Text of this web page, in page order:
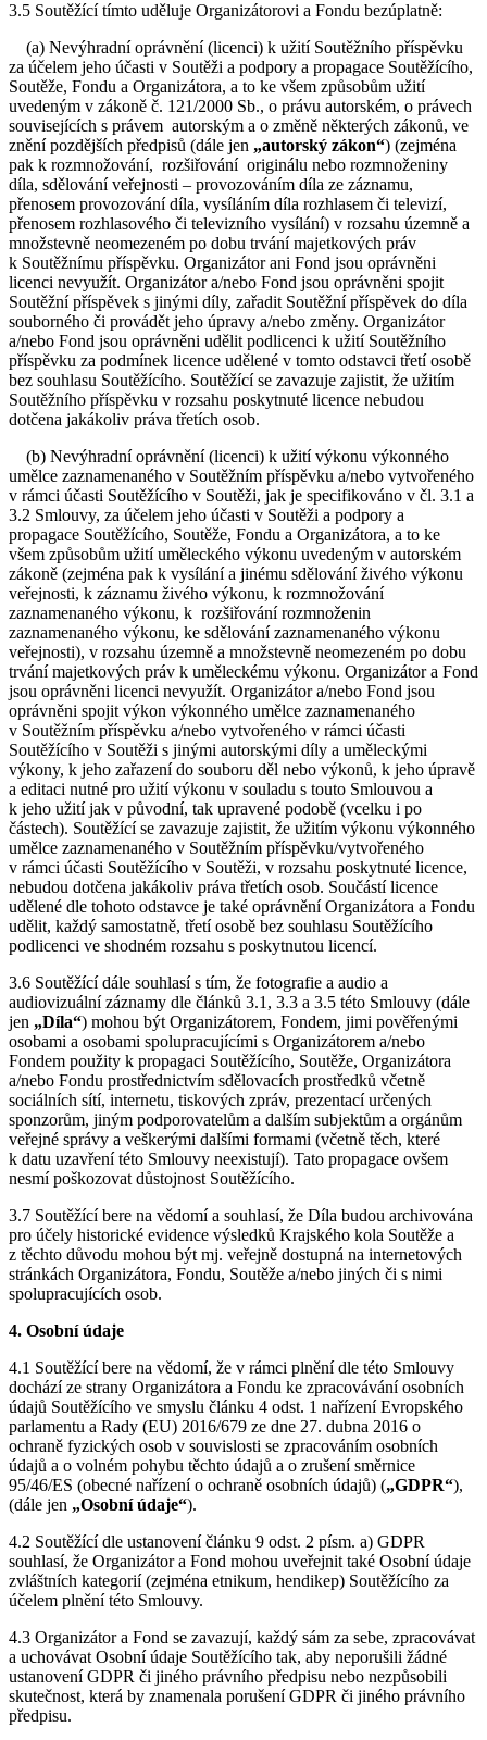
3.5 Soutěžící tímto uděluje Organizátorovi a Fondu bezúplatně:
(a) Nevýhradní oprávnění (licenci) k užití Soutěžního příspěvku
za účelem jeho účasti v Soutěži a podpory a propagace Soutěžícího,
Soutěže, Fondu a Organizátora, a to ke všem způsobům užití
uvedeným v zákoně č. 121/2000 Sb., o právu autorském, o právech
souvisejících s právem autorským a o změně některých zákonů, ve
znění pozdějších předpisů (dále jen „autorský zákon“) (zejména
pak k rozmnožování, rozšiřování originálu nebo rozmnoženiny
díla, sdělování veřejnosti – provozováním díla ze záznamu,
přenosem provozování díla, vysíláním díla rozhlasem či televizí,
přenosem rozhlasového či televizního vysílání) v rozsahu územně a
množstevně neomezeném po dobu trvání majetkových práv
k Soutěžnímu příspěvku. Organizátor ani Fond jsou oprávněni
licenci nevyužít. Organizátor a/nebo Fond jsou oprávněni spojit
Soutěžní příspěvek s jinými díly, zařadit Soutěžní příspěvek do díla
souborného či provádět jeho úpravy a/nebo změny. Organizátor
a/nebo Fond jsou oprávněni udělit podlicenci k užití Soutěžního
příspěvku za podmínek licence udělené v tomto odstavci třetí osobě
bez souhlasu Soutěžícího. Soutěžící se zavazuje zajistit, že užitím
Soutěžního příspěvku v rozsahu poskytnuté licence nebudou
dotčena jakákoliv práva třetích osob.
(b) Nevýhradní oprávnění (licenci) k užití výkonu výkonného
umělce zaznamenaného v Soutěžním příspěvku a/nebo vytvořeného
v rámci účasti Soutěžícího v Soutěži, jak je specifikováno v čl. 3.1 a
3.2 Smlouvy, za účelem jeho účasti v Soutěži a podpory a
propagace Soutěžícího, Soutěže, Fondu a Organizátora, a to ke
všem způsobům užití uměleckého výkonu uvedeným v autorském
zákoně (zejména pak k vysílání a jinému sdělování živého výkonu
veřejnosti, k záznamu živého výkonu, k rozmnožování
zaznamenaného výkonu, k rozšiřování rozmnoženin
zaznamenaného výkonu, ke sdělování zaznamenaného výkonu
veřejnosti), v rozsahu územně a množstevně neomezeném po dobu
trvání majetkových práv k uměleckému výkonu. Organizátor a Fond
jsou oprávněni licenci nevyužít. Organizátor a/nebo Fond jsou
oprávněni spojit výkon výkonného umělce zaznamenaného
v Soutěžním příspěvku a/nebo vytvořeného v rámci účasti
Soutěžícího v Soutěži s jinými autorskými díly a uměleckými
výkony, k jeho zařazení do souboru děl nebo výkonů, k jeho úpravě
a editaci nutné pro užití výkonu v souladu s touto Smlouvou a
k jeho užití jak v původní, tak upravené podobě (vcelku i po
částech). Soutěžící se zavazuje zajistit, že užitím výkonu výkonného
umělce zaznamenaného v Soutěžním příspěvku/vytvořeného
v rámci účasti Soutěžícího v Soutěži, v rozsahu poskytnuté licence,
nebudou dotčena jakákoliv práva třetích osob. Součástí licence
udělené dle tohoto odstavce je také oprávnění Organizátora a Fondu
udělit, každý samostatně, třetí osobě bez souhlasu Soutěžícího
podlicenci ve shodném rozsahu s poskytnutou licencí.
3.6 Soutěžící dále souhlasí s tím, že fotografie a audio a
audiovizuální záznamy dle článků 3.1, 3.3 a 3.5 této Smlouvy (dále
jen „Díla“) mohou být Organizátorem, Fondem, jimi pověřenými
osobami a osobami spolupracujícími s Organizátorem a/nebo
Fondem použity k propagaci Soutěžícího, Soutěže, Organizátora
a/nebo Fondu prostřednictvím sdělovacích prostředků včetně
sociálních sítí, internetu, tiskových zpráv, prezentací určených
sponzorům, jiným podporovatelům a dalším subjektům a orgánům
veřejné správy a veškerými dalšími formami (včetně těch, které
k datu uzavření této Smlouvy neexistují). Tato propagace ovšem
nesmí poškozovat důstojnost Soutěžícího.
3.7 Soutěžící bere na vědomí a souhlasí, že Díla budou archivována
pro účely historické evidence výsledků Krajského kola Soutěže a
z těchto důvodu mohou být mj. veřejně dostupná na internetových
stránkách Organizátora, Fondu, Soutěže a/nebo jiných či s nimi
spolupracujících osob.
4. Osobní údaje
4.1 Soutěžící bere na vědomí, že v rámci plnění dle této Smlouvy
dochází ze strany Organizátora a Fondu ke zpracovávání osobních
údajů Soutěžícího ve smyslu článku 4 odst. 1 nařízení Evropského
parlamentu a Rady (EU) 2016/679 ze dne 27. dubna 2016 o
ochraně fyzických osob v souvislosti se zpracováním osobních
údajů a o volném pohybu těchto údajů a o zrušení směrnice
95/46/ES (obecné nařízení o ochraně osobních údajů) („GDPR“),
(dále jen „Osobní údaje“).
4.2 Soutěžící dle ustanovení článku 9 odst. 2 písm. a) GDPR
souhlasí, že Organizátor a Fond mohou uveřejnit také Osobní údaje
zvláštních kategorií (zejména etnikum, hendikep) Soutěžícího za
účelem plnění této Smlouvy.
4.3 Organizátor a Fond se zavazují, každý sám za sebe, zpracovávat
a uchovávat Osobní údaje Soutěžícího tak, aby neporušili žádné
ustanovení GDPR či jiného právního předpisu nebo nezpůsobili
skutečnost, která by znamenala porušení GDPR či jiného právního
předpisu.